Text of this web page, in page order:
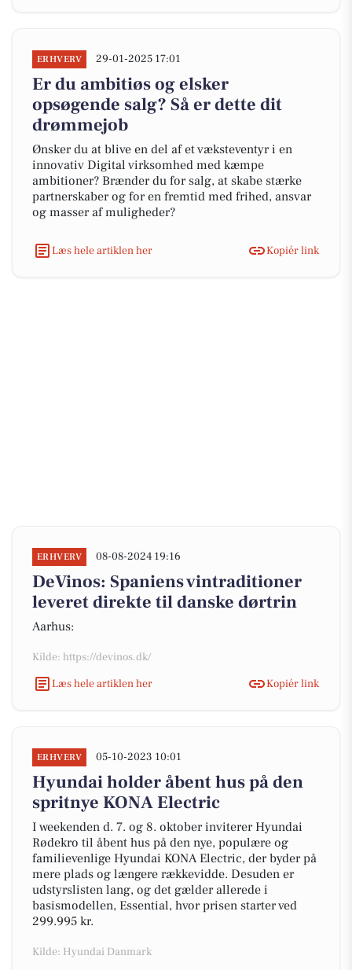
ERHVERV 29-01-2025 17:01
Er du ambitiøs og elsker
opsøgende salg? Så er dette dit
drømmejob
Ønsker du at blive en del af et væksteventyr i en
innovativ Digital virksomhed med kæmpe
ambitioner? Brænder du for salg, at skabe stærke
partnerskaber og for en fremtid med frihed, ansvar
og masser af muligheder?
Læs hele artiklen her Kopiér link
ERHVERV 08-08-2024 19:16
DeVinos: Spaniens vintraditioner
leveret direkte til danske dørtrin
Aarhus:
Kilde: https://devinos.dk/
Læs hele artiklen her
Kopiér link
ERHVERV 05-10-2023 10:01
Hyundai holder åbent hus på den
spritnye KONA Electric
I weekenden d. 7. og 8. oktober inviterer Hyundai
Rødekro til åbent hus på den nye, populære og
familievenlige Hyundai KONA Electric, der byder på
mere plads og længere rækkevidde. Desuden er
udstyrslisten lang, og det gælder allerede i
basismodellen, Essential, hvor prisen starter ved
299.995 kr.
Kilde: Hyundai Danmark